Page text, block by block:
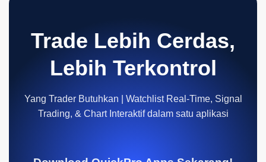
Trade Lebih Cerdas,
Lebih Terkontrol
Yang Trader Butuhkan | Watchlist Real-Time, Signal
Trading, & Chart Interaktif dalam satu aplikasi